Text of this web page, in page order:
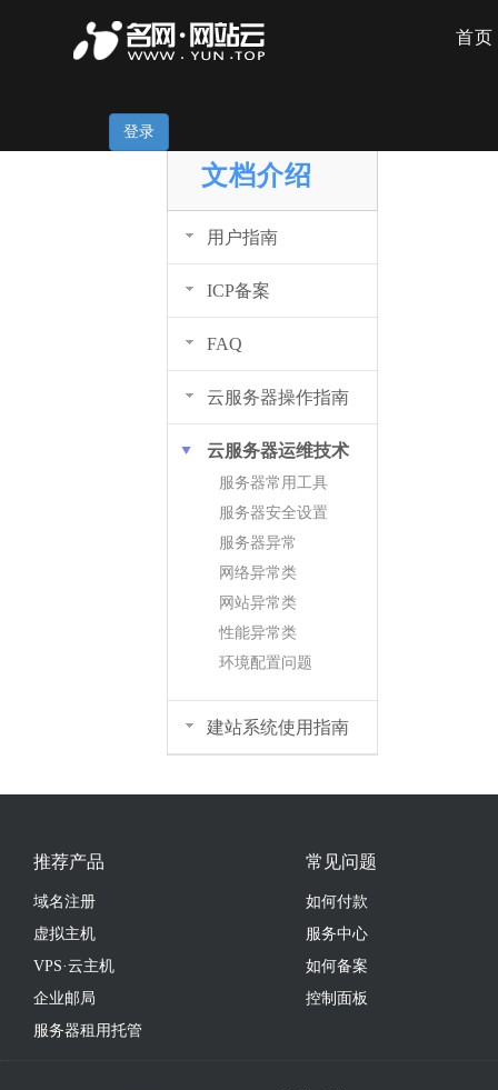
首页
登录
文档介绍
用户指南
ICP备案
FAQ
云服务器操作指南
云服务器运维技术
服务器常用工具
服务器安全设置
服务器异常
网络异常类
网站异常类
性能异常类
环境配置问题
建站系统使用指南
推荐产品
域名注册
虚拟主机
VPS·云主机
企业邮局
服务器租用托管
常见问题
如何付款
服务中心
如何备案
控制面板